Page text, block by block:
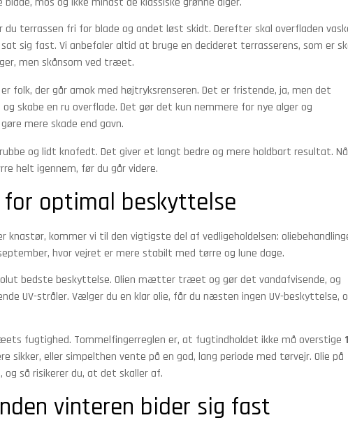
terrassen fri for blade og andet løst skidt. Derefter skal overfladen
sig fast. Vi anbefaler altid at bruge en decideret terrasserens, som er
men skånsom ved træet.
folk, der går amok med højtryksrenseren. Det er fristende, ja, men det
skabe en ru overflade. Det gør det kun nemmere for nye alger og
mere skade end gavn.
og lidt knofedt. Det giver et langt bedre og mere holdbart resultat.
helt igennem, før du går videre.
for optimal beskyttelse
knastør, kommer vi til den vigtigste del af vedligeholdelsen:
hvor vejret er mere stabilt med tørre og lune dage.
bedste beskyttelse. Olien mætter træet og gør det vandafvisende, og
UV-stråler. Vælger du en klar olie, får du næsten ingen UV-beskyttelse,
fugtighed. Tommelfingerreglen er, at fugtindholdet ikke må overstige
sikker, eller simpelthen vente på en god, lang periode med tørvejr. Olie på
så risikerer du, at det skaller af.
vinteren bider sig fast